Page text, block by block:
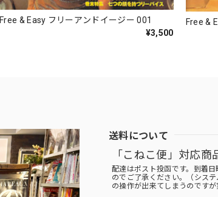
Free & Easy フリーアンドイージー 001
¥3,500
Free &
送料について
「こねこ便」対応商
配達はポスト投函です。到着
のでご了承ください。（シス
の操作が出来てしまうのですが